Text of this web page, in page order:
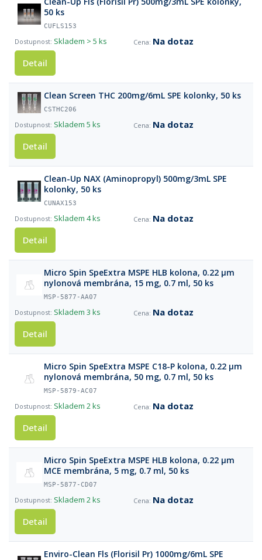
50 ks
CUFLS153
Skladem > 5 ks
Na dotaz
Detail
Clean Screen THC 200mg/6mL SPE kolonky, 50 ks
CSTHC206
Skladem 5 ks
Na dotaz
Detail
Clean-Up NAX (Aminopropyl) 500mg/3mL SPE
kolonky, 50 ks
CUNAX153
Skladem 4 ks
Na dotaz
Detail
Micro Spin SpeExtra MSPE HLB kolona, 0.22 µm
nylonová membrána, 15 mg, 0.7 ml, 50 ks
MSP-5877-AA07
Skladem 3 ks
Na dotaz
Detail
Micro Spin SpeExtra MSPE C18-P kolоna, 0.22 µm
nylonová membrána, 50 mg, 0.7 ml, 50 ks
MSP-5879-AC07
Skladem 2 ks
Na dotaz
Detail
Micro Spin SpeExtra MSPE HLB kolona, 0.22 µm
MCE membrána, 5 mg, 0.7 ml, 50 ks
MSP-5877-CD07
Skladem 2 ks
Na dotaz
Detail
Enviro-Clean Fls (Florisil Pr) 1000mg/6mL SPE